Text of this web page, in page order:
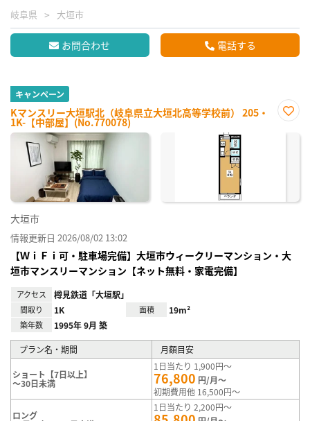
岐阜県 大垣市
お問合わせ 電話する
キャンペーン
Kマンスリー大垣駅北（岐阜県立大垣北高等学校前） 205・
1K-【中部屋】(No.770078)
に入
大垣市
情報更新日 2026/08/02 13:02
【ＷｉＦｉ可・駐車場完備】大垣市ウィークリーマンション・大
垣市マンスリーマンション【ネット無料・家電完備】
アクセス 樽見鉄道「大垣駅」
間取り 1K 面積 19m²
築年数 1995年 9月 築
プラン名・期間 月額目安
ショート【7日以上】
～30日未満
1日当たり 1,900円～
76,800 円/月～
初期費用他 16,500円～
ロング
1日当たり 2,200円～